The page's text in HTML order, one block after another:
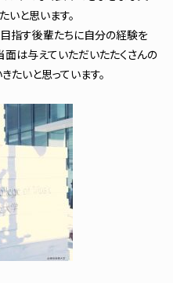
いと思います。
指す後輩たちに自分の経験を
面は与えていただいたたくさんの
たいと思っています。